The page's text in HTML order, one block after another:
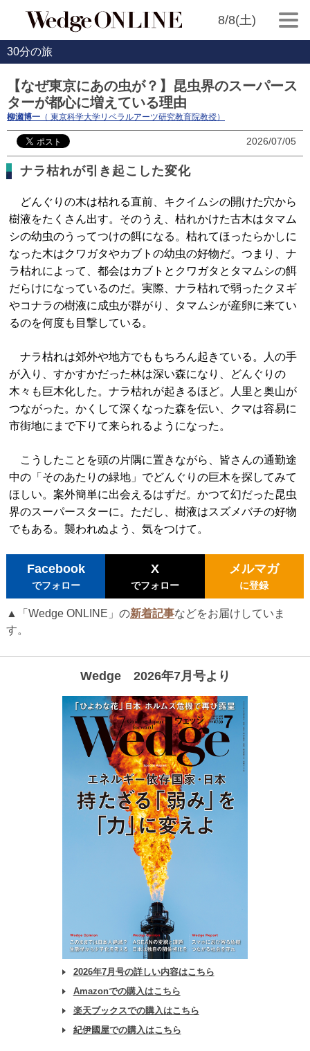
8/8(土)
30分の旅
【なぜ東京にあの虫が？】昆虫界のスーパース
ターが都心に増えている理由
柳瀬博一 （ 東京科学大学リベラルアーツ研究教育院教授）
2026/07/05
ナラ枯れが引き起こした変化
どんぐりの木は枯れる直前、キクイムシの開けた穴から
樹液をたくさん出す。そのうえ、枯れかけた古木はタマム
シの幼虫のうってつけの餌になる。枯れてほったらかしに
なった木はクワガタやカブトの幼虫の好物だ。つまり、ナ
ラ枯れによって、都会はカブトとクワガタとタマムシの餌
だらけになっているのだ。実際、ナラ枯れで弱ったクヌギ
やコナラの樹液に成虫が群がり、タマムシが産卵に来てい
るのを何度も目撃している。
ナラ枯れは郊外や地方でももちろん起きている。人の手
が入り、すかすかだった林は深い森になり、どんぐりの
木々も巨木化した。ナラ枯れが起きるほど。人里と奥山が
つながった。かくして深くなった森を伝い、クマは容易に
市街地にまで下りて来られるようになった。
こうしたことを頭の片隅に置きながら、皆さんの通勤途
中の「そのあたりの緑地」でどんぐりの巨木を探してみて
ほしい。案外簡単に出会えるはずだ。かつて幻だった昆虫
界のスーパースターに。ただし、樹液はスズメバチの好物
でもある。襲われぬよう、気をつけて。
Facebook
でフォロー
X
でフォロー
メルマガ
に登録
▲「Wedge ONLINE」の新着記事などをお届けしていま
す。
Wedge 2026年7月号より
2026年7月号の詳しい内容はこちら
Amazonでの購入はこちら
楽天ブックスでの購入はこちら
紀伊國屋での購入はこちら